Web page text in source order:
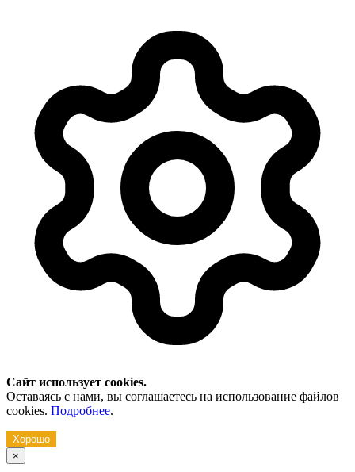
Сайт использует cookies.
Оставаясь с нами, вы соглашаетесь на использование файлов
cookies. Подробнее.
Хорошо
×